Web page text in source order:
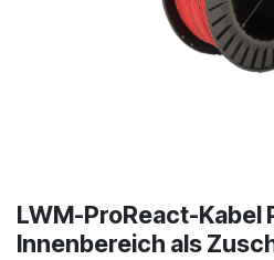
LWM-ProReact-Kabel
Innenbereich als